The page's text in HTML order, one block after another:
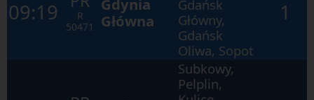
09:19
R
50471
Gdynia
Główna
Gdańsk
Główny,
Gdańsk
Oliwa, Sopot
1
Subkowy,
Pelplin,